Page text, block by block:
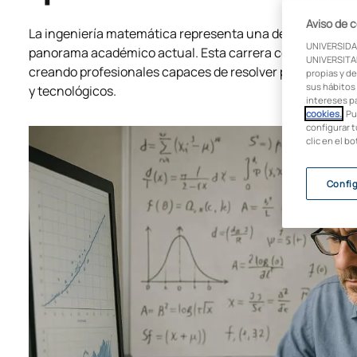
La ingeniería matemática representa una de las
panorama académico actual. Esta carrera combina el
creando profesionales capaces de resolver problemas
y tecnológicos.
Aviso de
propias y
sus hábitos
intereses
cookies. .
configurar
clic en el